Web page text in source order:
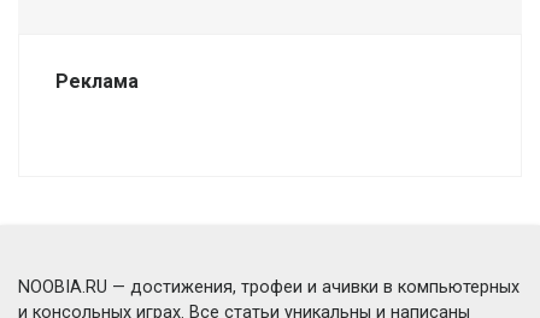
Реклама
NOOBIA.RU — достижения, трофеи и ачивки в компьютерных
и консольных играх. Все статьи уникальны и написаны